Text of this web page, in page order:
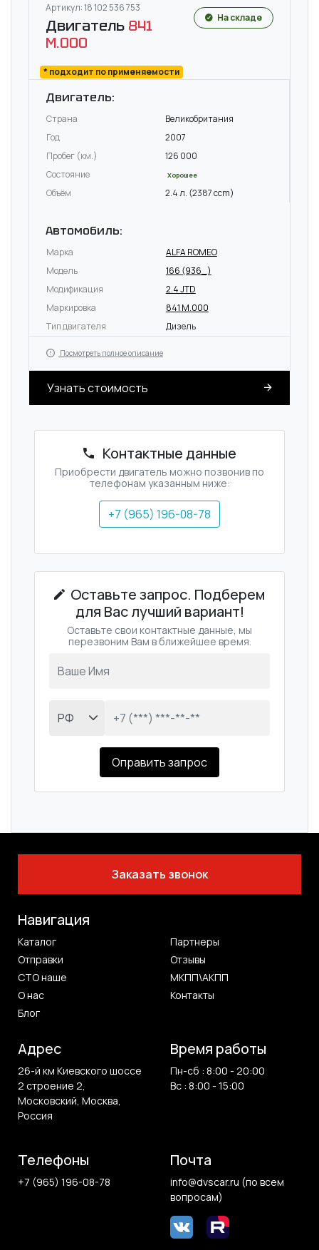
Артикул: 18 102 536 753
Двигатель 841
M.000
* подходит по применяемости
На складе
Двигатель:
Страна
Великобритания
Год
2007
Пробег (км.)
126 000
Состояние
Хорошее
Объём 2.4 л. (2387 ccm)
Автомобиль:
Марка
ALFA ROMEO
Модель
166 (936_)
Модификация
2.4 JTD
Маркировка
841 M.000
Тип двигателя
Дизель
Посмотреть полное описание
Узнать стоимость
Контактные данные
Приобрести двигатель можно позвонив по
телефонам указанным ниже:
+7 (965) 196-08-78
Оставьте запрос. Подберем
для Вас лучший вариант!
Оставьте свои контактные данные, мы
перезвоним Вам в ближейшее время.
Оправить запрос
Заказать звонок
Навигация
Каталог
Партнеры
Отправки
Отзывы
СТО наше
МКПП\АКПП
О нас
Контакты
Блог
Адрес
26-й км Киевского шоссе
2 строение 2,
Московский, Москва,
Россия
Время работы
Пн-сб : 8:00 - 20:00
Вс : 8:00 - 15:00
Телефоны
+7 (965) 196-08-78
Почта
info@dvscar.ru (по всем
вопросам)